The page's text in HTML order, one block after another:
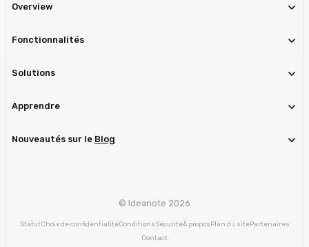
Overview
Fonctionnalités
Solutions
Apprendre
Nouveautés sur le Blog
© Ideanote 2026
StatutChoix de confidentialitéConditionsSécuritéÀ proposPlan du sitePartenaires
Contact